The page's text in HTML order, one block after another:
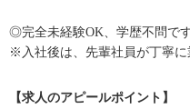
◎完全未経験OK、学歴不問です
※入社後は、先輩社員が丁寧に
【求人のアピールポイント】